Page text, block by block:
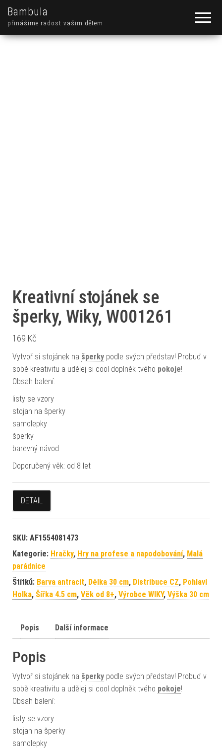
Bambula
přinášíme radost vašim dětem
Kreativní stojánek se
šperky, Wiky, W001261
169 Kč
Vytvoř si stojánek na šperky podle svých představ! Probuď v
sobě kreativitu a udělej si cool doplněk tvého pokoje!
Obsah balení:
listy se vzory
stojan na šperky
samolepky
šperky
barevný návod
Doporučený věk: od 8 let
DETAIL
SKU: AF1554081473
Kategorie: Hračky, Hry na profese a napodobování, Malá
parádnice
Štítků: Barva antracit, Délka 30 cm, Distribuce CZ, Pohlaví
Holka, Šířka 4.5 cm, Věk od 8+, Výrobce WIKY, Výška 30 cm
Popis Další informace
Popis
Vytvoř si stojánek na šperky podle svých představ! Probuď v
sobě kreativitu a udělej si cool doplněk tvého pokoje!
Obsah balení:
listy se vzory
stojan na šperky
samolepky